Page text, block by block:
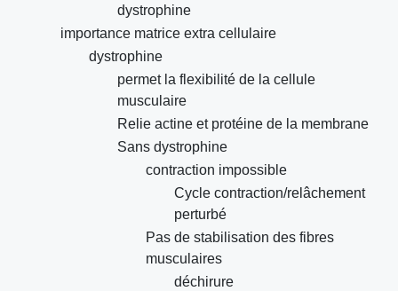
dystrophine
importance matrice extra cellulaire
dystrophine
permet la flexibilité de la cellule
musculaire
Relie actine et protéine de la membrane
Sans dystrophine
contraction impossible
Cycle contraction/relâchement
perturbé
Pas de stabilisation des fibres
musculaires
déchirure